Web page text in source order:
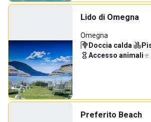
Lido di Omegna
Omegna
Doccia calda·
Accesso animali·e
Preferito Beach